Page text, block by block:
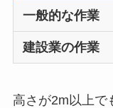
一般的な作業
建設業の作業
高さが2m以上で